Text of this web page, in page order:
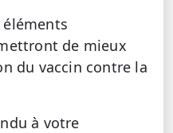
éléments
de mieux
du vaccin contre la
à votre